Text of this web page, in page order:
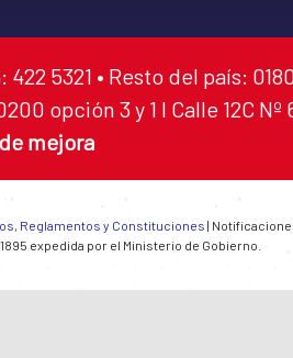
5321 • Resto del país:
opción 3 y 1 I Calle 12C
mejora
Reglamentos y Constituciones |
expedida por el Ministerio de Gobierno.